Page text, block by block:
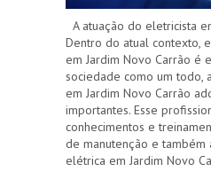
A atuação do eletricista
Dentro do atual contexto,
em Jardim Novo Carrão é
sociedade como um todo,
em Jardim Novo Carrão
importantes. Esse
conhecimentos e
de manutenção e também
elétrica em Jardim Novo